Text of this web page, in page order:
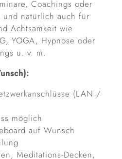
Coachings oder
und natürlich auch für
Achtsamkeit wie
YOGA, Hypnose oder
u. v. m.
(LAN /
möglich
auf Wunsch
Meditations-Decken,